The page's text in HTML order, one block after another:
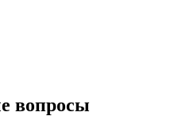
вопросы